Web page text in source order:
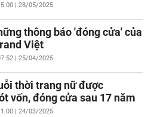
| 28/05/2025
thông báo 'đóng cửa' của
Việt
| 25/04/2025
thời trang nữ được
vốn, đóng cửa sau 17 năm
| 24/03/2025